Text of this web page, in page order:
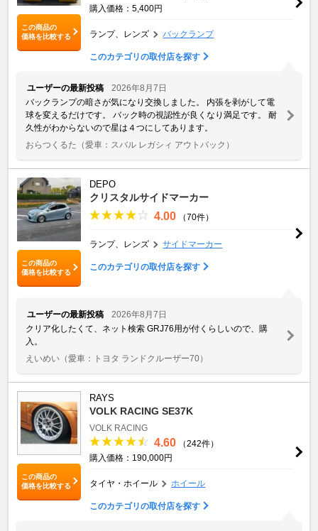
この商品の
価格を比較する
購入価格：5,400円
ランプ、レンズ バックランプ
このカテゴリの取付店を探す
ユーザーの最新投稿
2026年8月7日
バックランプの暗さが気になり交換しました。 内張を剥がして電
球を変えるだけです。 バック時の視認性が良くなり満足です。 耐
久性がわからないので星は４つにしてあります。
おらつくるた （愛車：スバル レガシィ アウトバック）
この商品の
価格を比較する
DEPO
クリスタルサイドマーカー
4.00 （70件）
ランプ、レンズ サイドマーカー
このカテゴリの取付店を探す
ユーザーの最新投稿
2026年8月7日
クリア化したくて、ネット検索 GRJ76用が付くらしいので、購
入。
えいめい （愛車：トヨタ ランドクルーザー70）
この商品の
価格を比較する
RAYS
VOLK RACING SE37K
VOLK RACING
4.60
（242件）
購入価格：190,000円
タイヤ・ホイール ホイール
このカテゴリの取付店を探す